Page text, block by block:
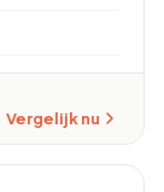
Vergelijk nu